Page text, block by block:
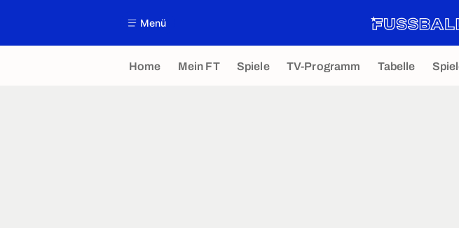
Menü
Home Mein FT Spiele TV-Programm Tabelle